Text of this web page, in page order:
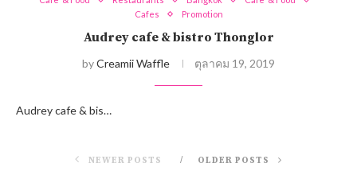
Cafes
Promotion
Audrey cafe & bistro Thonglor
byCreamii Waffle ตุลาคม 19, 2019
Audrey cafe & bis…
NEWER POSTS OLDER POSTS